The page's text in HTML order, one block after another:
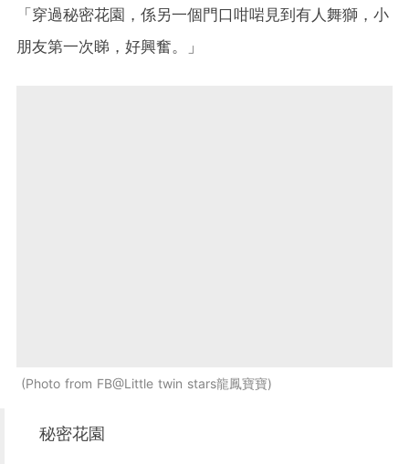
「穿過秘密花園，係另一個門口咁啱見到有人舞獅，小
朋友第一次睇，好興奮。」
Photo from FB@Little twin stars龍鳳寶寶
秘密花園